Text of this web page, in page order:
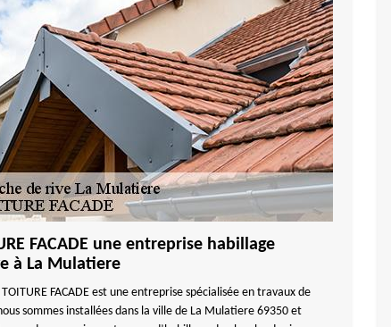
FACADE une entreprise habillage
à La Mulatiere
TOITURE FACADE est une entreprise spécialisée en travaux de
sommes installées dans la ville de La Mulatiere 69350 et